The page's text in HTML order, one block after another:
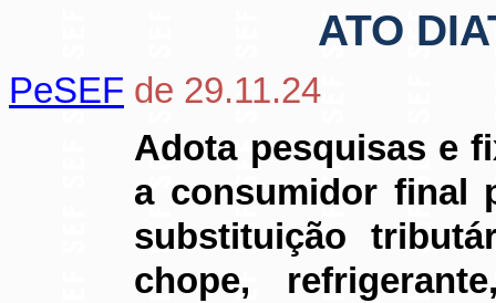
ATO
PeSEF de 29.11.24
Adota pesquisas e
a consumidor final
substituição
chope,